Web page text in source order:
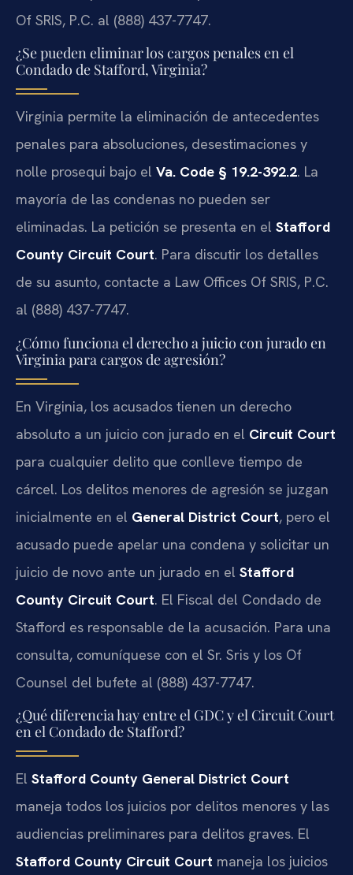
Of SRIS, P.C. al (888) 437-7747.
¿Se pueden eliminar los cargos penales en el
Condado de Stafford, Virginia?
Virginia permite la eliminación de antecedentes
penales para absoluciones, desestimaciones y
nolle prosequi bajo el Va. Code § 19.2-392.2. La
mayoría de las condenas no pueden ser
eliminadas. La petición se presenta en el Stafford
County Circuit Court. Para discutir los detalles
de su asunto, contacte a Law Offices Of SRIS, P.C.
al (888) 437-7747.
¿Cómo funciona el derecho a juicio con jurado en
Virginia para cargos de agresión?
En Virginia, los acusados tienen un derecho
absoluto a un juicio con jurado en el Circuit Court
para cualquier delito que conlleve tiempo de
cárcel. Los delitos menores de agresión se juzgan
inicialmente en el General District Court, pero el
acusado puede apelar una condena y solicitar un
juicio de novo ante un jurado en el Stafford
County Circuit Court. El Fiscal del Condado de
Stafford es responsable de la acusación. Para una
consulta, comuníquese con el Sr. Sris y los Of
Counsel del bufete al (888) 437-7747.
¿Qué diferencia hay entre el GDC y el Circuit Court
en el Condado de Stafford?
El Stafford County General District Court
maneja todos los juicios por delitos menores y las
audiencias preliminares para delitos graves. El
Stafford County Circuit Court maneja los juicios